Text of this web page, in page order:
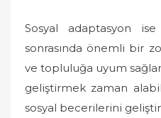
Sosyal adaptasyon
sonrasında önemli bir
ve topluluğa uyum
geliştirmek zaman
sosyal becerilerini